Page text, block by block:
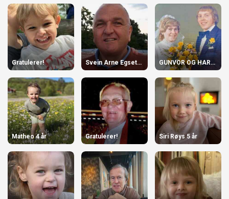
Gratulerer! Svein Arne Egseth, 70 år GUNVOR OG HARALD
Matheo 4 år Gratulerer! Siri Røys 5 år